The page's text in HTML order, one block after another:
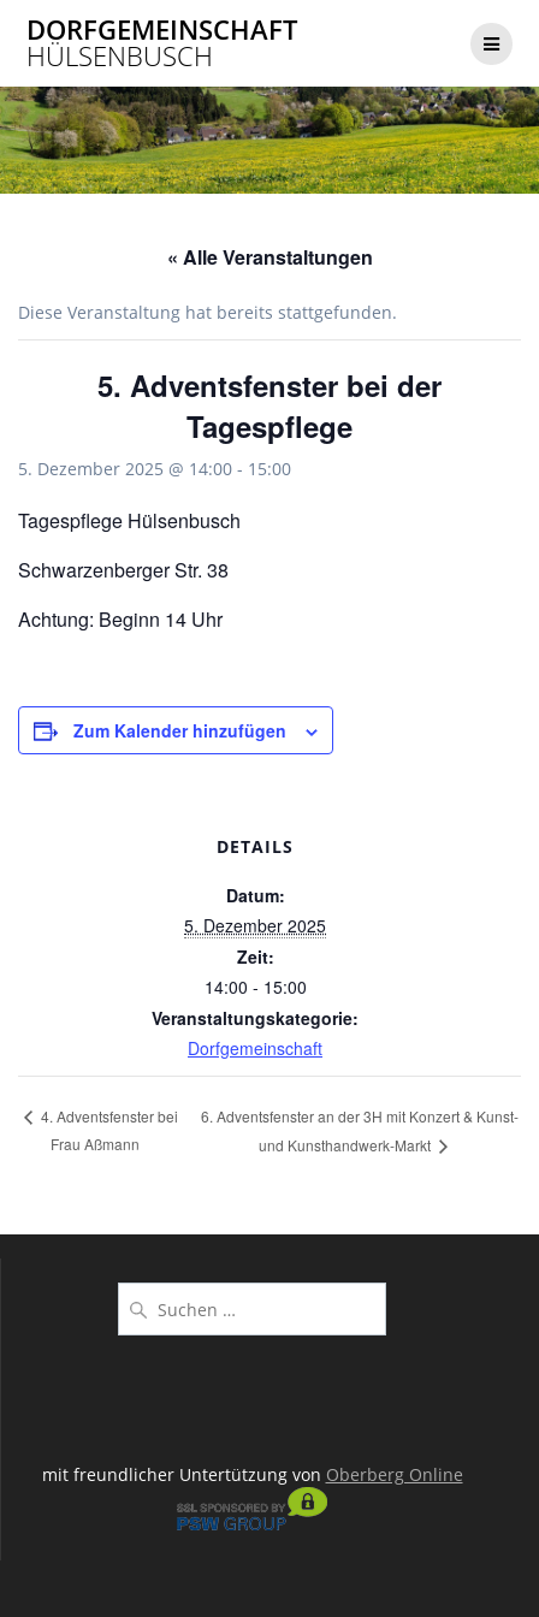
Inhalt
DORFGEMEINSCHAFT
HÜLSENBUSCH
« Alle Veranstaltungen
Diese Veranstaltung hat bereits stattgefunden.
5. Adventsfenster bei der
Tagespflege
5. Dezember 2025 @ 14:00 - 15:00
Tagespflege Hülsenbusch
Schwarzenberger Str. 38
Achtung: Beginn 14 Uhr
Zum Kalender hinzufügen
DETAILS
Datum:
5. Dezember 2025
Zeit:
14:00 - 15:00
Veranstaltungskategorie:
Dorfgemeinschaft
4. Adventsfenster bei
Frau Aßmann
6. Adventsfenster an der 3H mit Konzert & Kunst-
und Kunsthandwerk-Markt
nach:
mit freundlicher Untertützung von Oberberg Online